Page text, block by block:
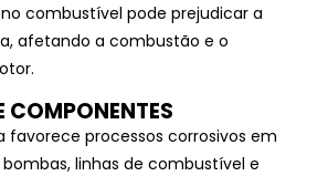
combustível pode prejudicar a
afetando a combustão e o
COMPONENTES
favorece processos corrosivos em
linhas de combustível e